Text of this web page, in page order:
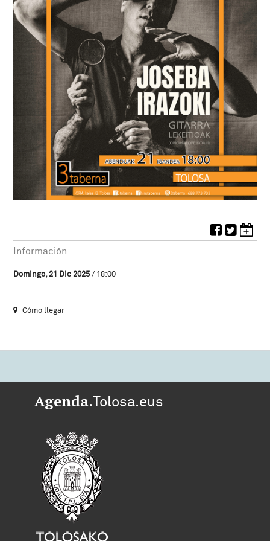
Información
Domingo, 21 Dic 2025/ 18:00
Cómo llegar
Agenda.Tolosa.eus